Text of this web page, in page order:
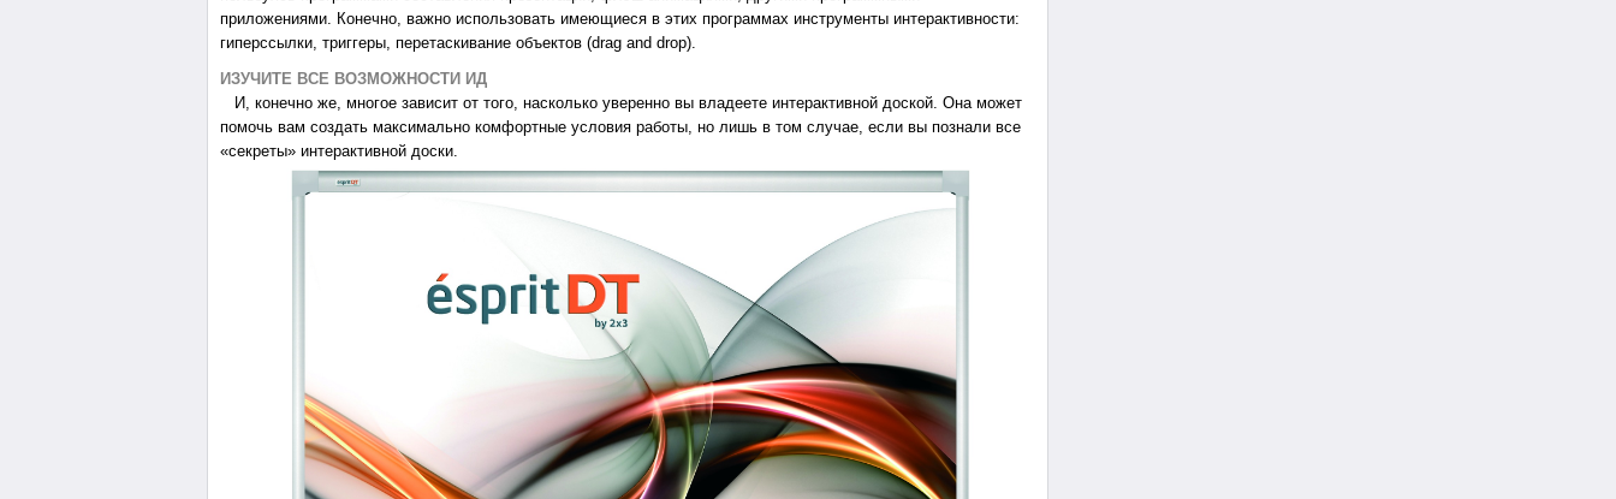
приложениями. Конечно, важно использовать имеющиеся в этих программах инструменты интерактивности:
гиперссылки, триггеры, перетаскивание объектов (drag and drop).
ИЗУЧИТЕ ВСЕ ВОЗМОЖНОСТИ ИД
И, конечно же, многое зависит от того, насколько уверенно вы владеете интерактивной доской. Она может
помочь вам создать максимально комфортные условия работы, но лишь в том случае, если вы познали все
«секреты» интерактивной доски.